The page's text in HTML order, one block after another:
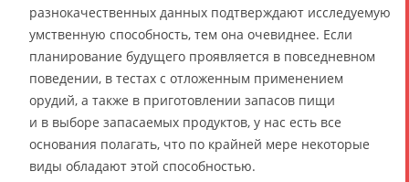
разнокачественных данных подтверждают исследуемую
умственную способность, тем она очевиднее. Если
планирование будущего проявляется в повседневном
поведении, в тестах с отложенным применением
орудий, а также в приготовлении запасов пищи
и в выборе запасаемых продуктов, у нас есть все
основания полагать, что по крайней мере некоторые
виды обладают этой способностью.